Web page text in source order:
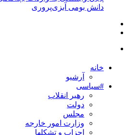
دانش بومی آبزی‌پروری
خانه
آرشیو
#سیاسی
رهبر انقلاب
دولت
مجلس
وزارت امور خارجه
احزاب و تشکلها